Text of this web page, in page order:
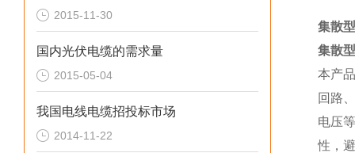
2015-11-30
国内光伏电缆的需求量
2015-05-04
我国电线电缆招投标市场
2014-11-22
集散
集散
本产
回路
电压
性，